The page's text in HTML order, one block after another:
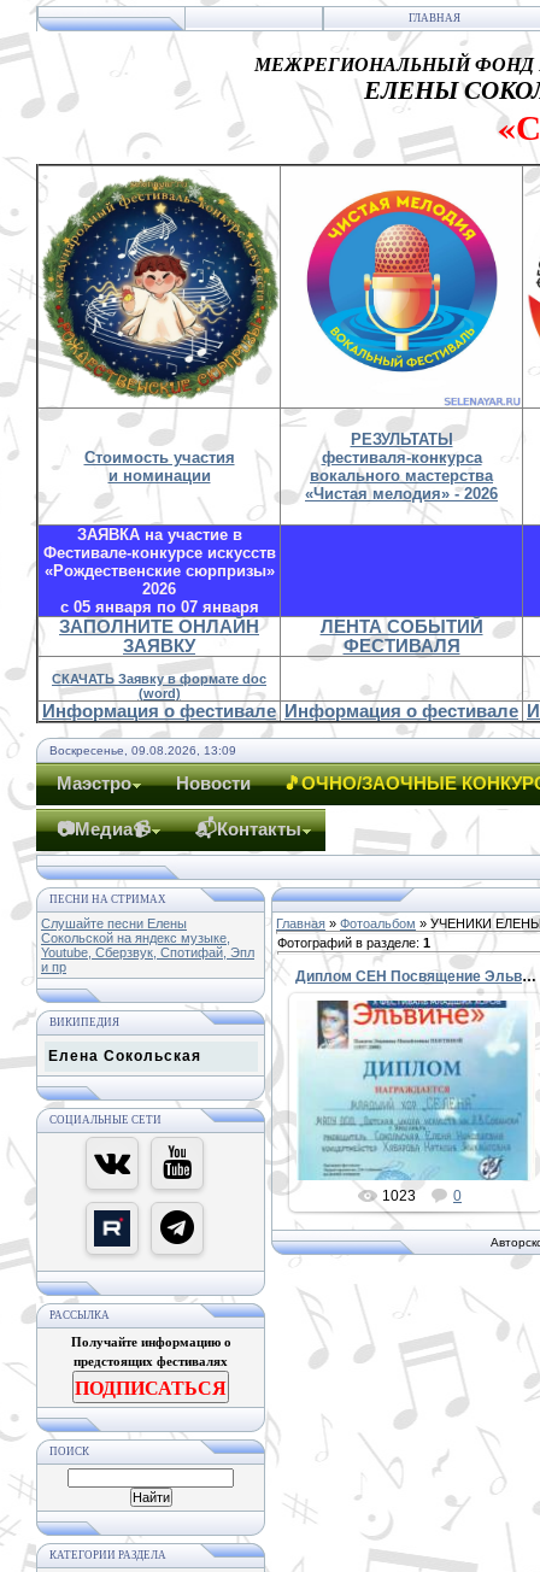
ГЛАВНАЯ
МЕЖРЕГИОНАЛЬНЫЙ ФОНД
ЕЛЕНЫ
Стоимость участия
и номинации
РЕЗУЛЬТАТЫ
фестиваля-конкурса
вокального мастерства
«Чистая мелодия» - 2026
ЗАЯВКА на участие в
Фестивале-конкурсе искусств
«Рождественские сюрпризы»
2026
с 05 января по 07 января
ЗАПОЛНИТЕ ОНЛАЙН
ЗАЯВКУ
ЛЕНТА СОБЫТИЙ
ФЕСТИВАЛЯ
СКАЧАТЬ Заявку в формате doc
(word)
Информация о фестивале Информация о фестивале
Воскресенье, 09.08.2026, 13:09
Маэстро Новости 🎵ОЧНО/ЗАОЧНЫЕ
📷Медиа📹 📬Контакты
ПЕСНИ НА СТРИМАХ
Слушайте песни Елены
Сокольской на яндекс музыке,
Youtube, Сберзвук, Спотифай, Эпл
и пр
ВИКИПЕДИЯ
Елена Сокольская
СОЦИАЛЬНЫЕ СЕТИ
РАССЫЛКА
Получайте информацию о
предстоящих фестивалях
ПОДПИСАТЬСЯ
ПОИСК
КАТЕГОРИИ РАЗДЕЛА
Главная » Фотоальбом » УЧЕНИКИ
Фотографий в разделе: 1
Диплом СЕН Посвящение Эльвине
28.02.2016
PETER
1023 0